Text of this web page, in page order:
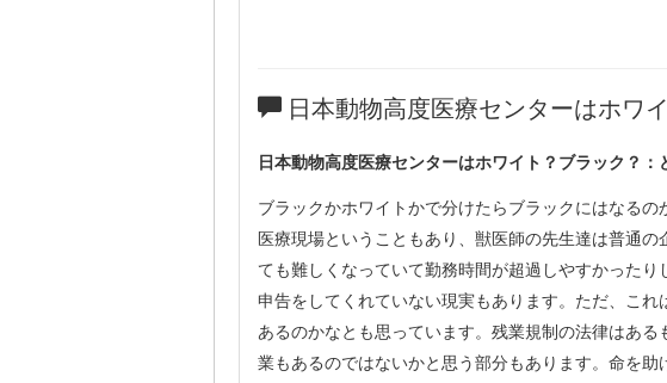
日本動物高度医療センターはホワ
日本動物高度医療センターはホワイト？ブラック？
ブラックかホワイトかで分けたらブラックにはなる
医療現場ということもあり、獣医師の先生達は普通の
ても難しくなっていて勤務時間が超過しやすかったり
申告をしてくれていない現実もあります。ただ、これ
あるのかなとも思っています。残業規制の法律はあ
業もあるのではないかと思う部分もあります。命を助